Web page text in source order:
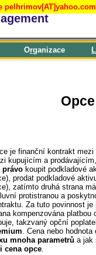
Organizace L
je finanční kontrakt mezi
kupujícím a
právo koupit podkladové
prodat podkladové
zatímto druhá strana
protistranou a
Za tuto povinnost je
kompenzována platbou
takzvaný opční
. Cena nebo
mnoha parametrů a jak
cena opce